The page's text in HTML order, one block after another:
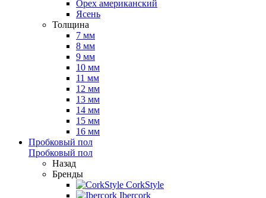
Орех американский
Ясень
Толщина
7 мм
8 мм
9 мм
10 мм
11 мм
12 мм
13 мм
14 мм
15 мм
16 мм
Пробковый пол
Пробковый пол
Назад
Бренды
CorkStyle
Ibercork